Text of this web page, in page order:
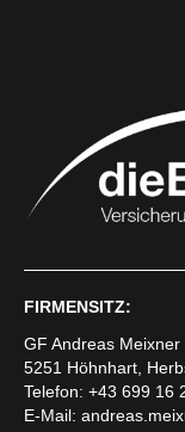
FIRMENSITZ:
GF Andreas Meixner
5251 Höhnhart,
Telefon: +43 699 16
E-Mail: